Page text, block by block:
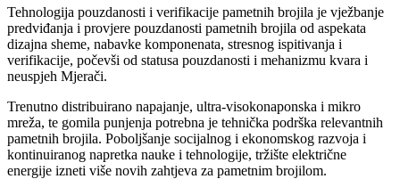
Tehnologija pouzdanosti i verifikacije pametnih brojila je vježbanje
predviđanja i provjere pouzdanosti pametnih brojila od aspekata
dizajna sheme, nabavke komponenata, stresnog ispitivanja i
verifikacije, počevši od statusa pouzdanosti i mehanizmu kvara i
neuspjeh Mjerači.
Trenutno distribuirano napajanje, ultra-visokonaponska i mikro
mreža, te gomila punjenja potrebna je tehnička podrška relevantnih
pametnih brojila. Poboljšanje socijalnog i ekonomskog razvoja i
kontinuiranog napretka nauke i tehnologije, tržište električne
energije izneti više novih zahtjeva za pametnim brojilom.